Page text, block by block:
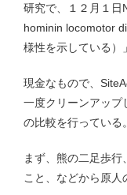
研究で、１２月１
hominin locomotor
様性を示している）
現金なもので、
一度クリーンアップ
の比較を行っている。
まず、熊の二足歩
こと、などから原人